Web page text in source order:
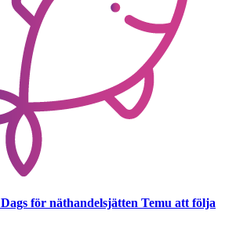
Dags för näthandelsjätten Temu att följa